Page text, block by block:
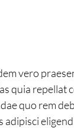
vero
quia repellat
quo rem